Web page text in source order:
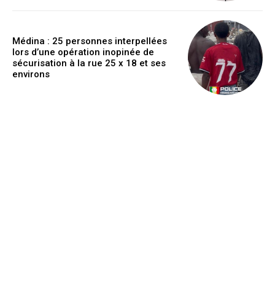
Médina : 25 personnes interpellées
lors d’une opération inopinée de
sécurisation à la rue 25 x 18 et ses
environs